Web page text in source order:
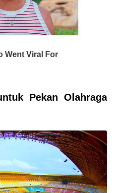
Pekan Olahraga